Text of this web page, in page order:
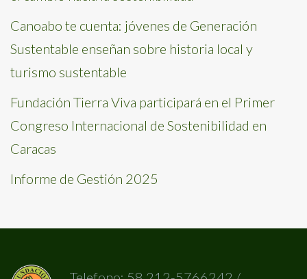
Canoabo te cuenta: jóvenes de Generación
Sustentable enseñan sobre historia local y
turismo sustentable
Fundación Tierra Viva participará en el Primer
Congreso Internacional de Sostenibilidad en
Caracas
Informe de Gestión 2025